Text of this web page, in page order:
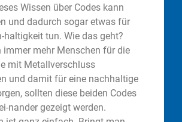
Wissen über Codes kann
und dadurch sogar etwas für
haltigkeit tun. Wie das geht?
immer mehr Menschen für die
mit Metallverschluss
und damit für eine nachhaltige
sollten diese beiden Codes
nander gezeigt werden.